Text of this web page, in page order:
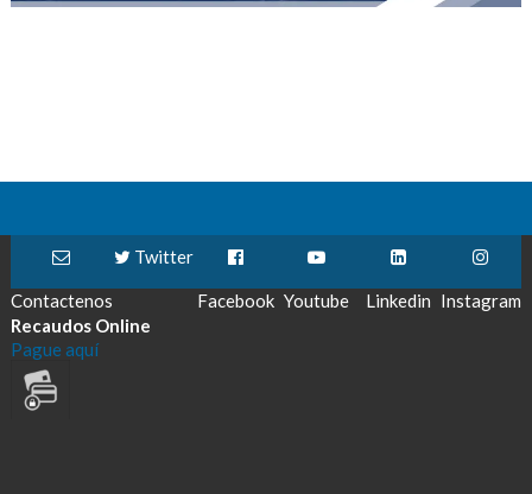
Contactenos
Twitter
Facebook Youtube Linkedin Instagram
Recaudos Online
Pague aquí